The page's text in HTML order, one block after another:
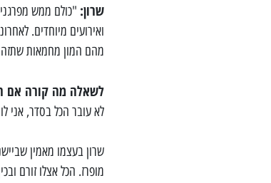
שרון: "כולם ממש
ואירועים מיוחדים.
מהם המון מחמאות
לשאלה מה קורה אם
לא עובר הכל בסדר, אני
שרון בעצמו מאמין
מופרז. הכל אצלו זורם